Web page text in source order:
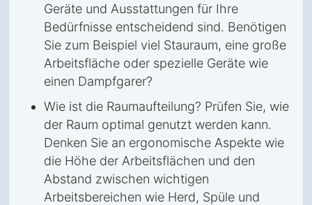
Geräte und Ausstattungen für Ihre
Bedürfnisse entscheidend sind. Benötigen
Sie zum Beispiel viel Stauraum, eine große
Arbeitsfläche oder spezielle Geräte wie
einen Dampfgarer?
Wie ist die Raumaufteilung? Prüfen Sie, wie
der Raum optimal genutzt werden kann.
Denken Sie an ergonomische Aspekte wie
die Höhe der Arbeitsflächen und den
Abstand zwischen wichtigen
Arbeitsbereichen wie Herd, Spüle und